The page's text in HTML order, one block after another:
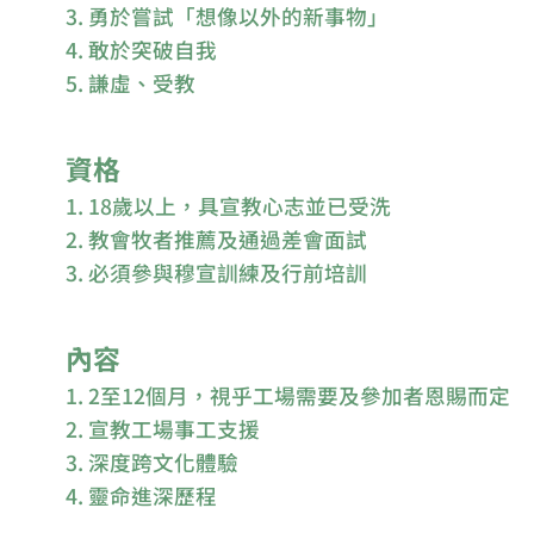
3. 勇於嘗試「想像以外的新事物」
4. 敢於突破自我
5. 謙虛、受教
資格
1. 18歲以上，具宣教心志並已受洗
2. 教會牧者推薦及通過差會面試
3. 必須參與穆宣訓練及行前培訓
內容
1. 2至12個月，視乎工場需要及參加者恩賜而定
2. 宣教工場事工支援
3. 深度跨文化體驗
4. 靈命進深歷程